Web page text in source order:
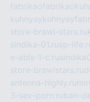
store-brawl-stars.ru
sindika-01.rusp-
e-abis-1-c.ru
store-brawlstars.ru
antenna-highly.ru
3-sex-porn.ruban-